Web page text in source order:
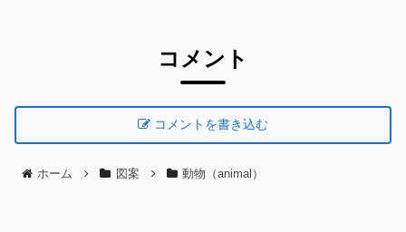
コメント
コメントを書き込む
ホーム 図案 動物（animal）